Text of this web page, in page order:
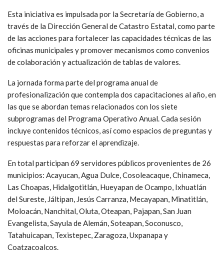
Esta iniciativa es impulsada por la Secretaría de Gobierno, a
través de la Dirección General de Catastro Estatal, como parte
de las acciones para fortalecer las capacidades técnicas de las
oficinas municipales y promover mecanismos como convenios
de colaboración y actualización de tablas de valores.
La jornada forma parte del programa anual de
profesionalización que contempla dos capacitaciones al año, en
las que se abordan temas relacionados con los siete
subprogramas del Programa Operativo Anual. Cada sesión
incluye contenidos técnicos, así como espacios de preguntas y
respuestas para reforzar el aprendizaje.
En total participan 69 servidores públicos provenientes de 26
municipios: Acayucan, Agua Dulce, Cosoleacaque, Chinameca,
Las Choapas, Hidalgotitlán, Hueyapan de Ocampo, Ixhuatlán
del Sureste, Jáltipan, Jesús Carranza, Mecayapan, Minatitlán,
Moloacán, Nanchital, Oluta, Oteapan, Pajapan, San Juan
Evangelista, Sayula de Alemán, Soteapan, Soconusco,
Tatahuicapan, Texistepec, Zaragoza, Uxpanapa y
Coatzacoalcos.